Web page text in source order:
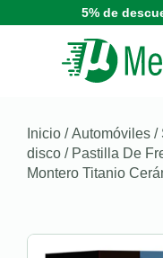
5% de
Inicio /Automóviles /
disco / Pastilla De
Montero Titanio